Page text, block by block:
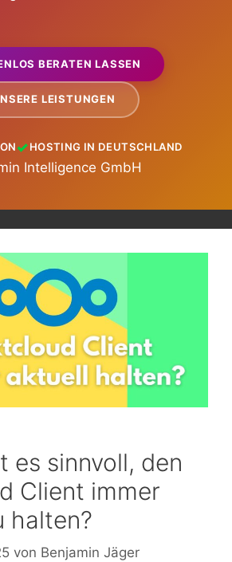
BERATEN LASSEN
LEISTUNGEN
HOSTING IN DEUTSCHLAND
es sinnvoll, den
Client immer
halten?
von Benjamin Jäger